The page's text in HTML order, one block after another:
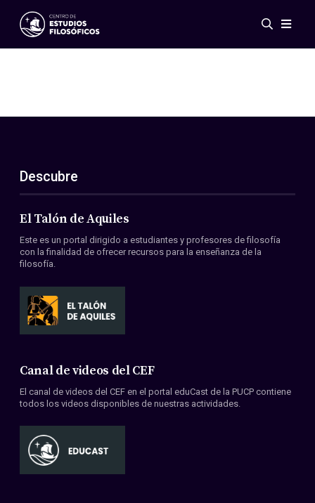
Eventos
ES
EN
Acerca de nosotros
Miembros
Convenios
Descubre
El Talón de Aquiles
Este es un portal dirigido a estudiantes y profesores de filosofía
con la finalidad de ofrecer recursos para la enseñanza de la
filosofía.
Canal de videos del CEF
El canal de videos del CEF en el portal eduCast de la PUCP contiene
todos los videos disponibles de nuestras actividades.